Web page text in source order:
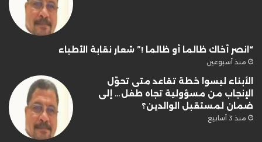
“انصر أخاك ظالما أو ظالما !” شعار نقابة الأطباء
منذ أسبوعين
الأبناء ليسوا خطة تقاعد متى تحوّل
الإنجاب من مسؤولية تجاه طفل… إلى
ضمان لمستقبل الوالدين؟
منذ 3 أسابيع